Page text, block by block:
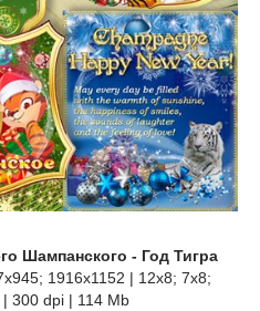
Шампанского - Год Тигра
1916x1152 | 12x8; 7x8;
300 dpi | 114 Mb